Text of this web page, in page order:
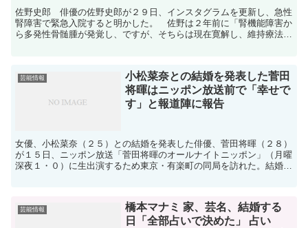
佐野史郎 俳優の佐野史郎が２９日、インスタグラムを更新し、急性
腎障害で緊急入院すると明かした。 佐野は２年前に「腎機能障害か
ら多発性骨髄腫が発覚し、ですが、そちらは現在寛解し、維持療法を
芸能情報
小松菜奈との結婚を発表した菅田
将暉はニッポン放送前で「幸せで
す」と報道陣に報告
女優、小松菜奈（２５）との結婚を発表した俳優、菅田将暉（２８）
が１５日、ニッポン放送「菅田将暉のオールナイトニッポン」（月曜
深夜１・０）に生出演するため東京・有楽町の同局を訪れた。結婚を
芸能情報
橋本マナミ 家、芸名、結婚する
日「全部占いで決めた」 占い